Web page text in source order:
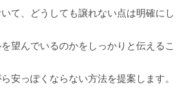
て、どうしても譲れない点は明確にし
望んでいるのかをしっかりと伝えるこ
安っぽくならない方法を提案します。